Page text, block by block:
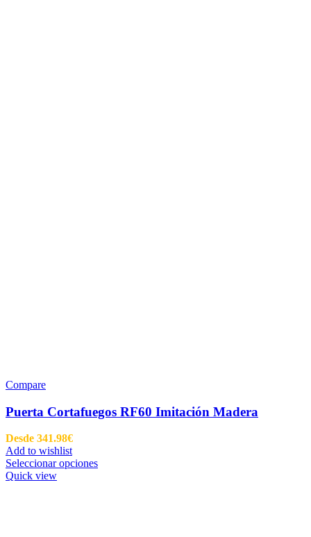
Compare
Puerta Cortafuegos RF60 Imitación Madera
Desde 341.98€
Add to wishlist
Seleccionar opciones
Quick view